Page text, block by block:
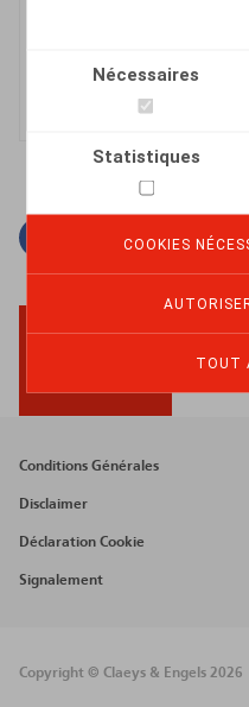
Nécessaires
Statistiques
COOKIES
TOUT
Facebook
TwitterLinkedin
Footer
menu
Conditions Générales
Disclaimer
Déclaration Cookie
Signalement
Copyright © Claeys & Engels 2026